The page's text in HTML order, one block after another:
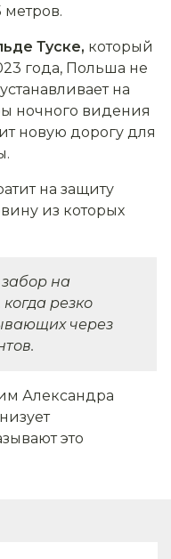
метров.
Туске, который
года, Польша не
на
ночного видения
новую дорогу для
на защиту
из которых
на
резко
через
Александра
это